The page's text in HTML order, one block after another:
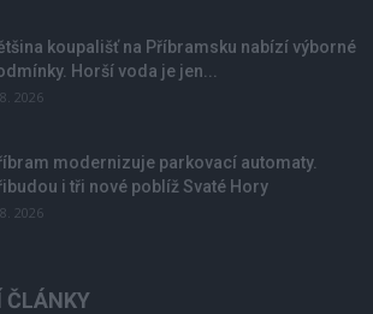
koupališť na Příbramsku nabízí výborné
Horší voda je jen...
2026
modernizuje parkovací automaty.
i tři nové poblíž Svaté Hory
2026
ČLÁNKY